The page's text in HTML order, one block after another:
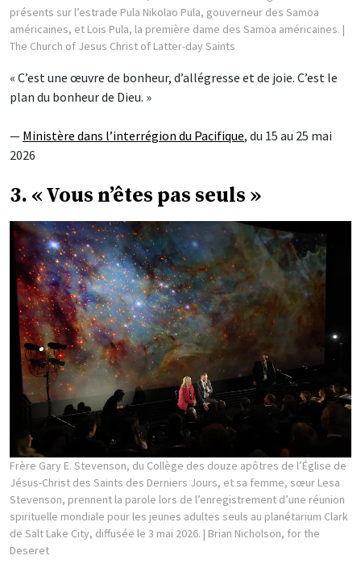
présents sur l’estrade Pula Nikolao Pula, gouverneur des Samoa
américaines, et Lois Pula, la première dame des Samoa américaines. |
The Church of Jesus Christ of Latter-day Saints
« C’est une œuvre de bonheur, d’allégresse et de joie. C’est le
plan du bonheur de Dieu. »
— Ministère dans l’interrégion du Pacifique, du 15 au 25 mai
2026
3. « Vous n’êtes pas seuls »
Frère Gary E. Stevenson, du Collège des douze apôtres de l’Église de
Jésus-Christ des Saints des Derniers Jours, et sa femme, sœur Lesa
Stevenson, prennent la parole lors de l’enregistrement d’une réunion
spirituelle mondiale pour les jeunes adultes seuls au planétarium Clark
de Salt Lake City, diffusée le 3 mai 2026. | Brian Nicholson, for the
Deseret